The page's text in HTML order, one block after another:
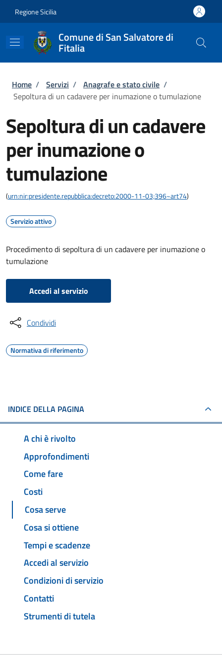
Regione Sicilia
Comune di San Salvatore di
Fitalia
Briciole di pane
Home / Servizi / Anagrafe e stato civile /
Sepoltura di un cadavere per inumazione o tumulazione
Sepoltura di un cadavere
per inumazione o
tumulazione
(urn:nir:presidente.repubblica:decreto:2000-11-03;396~art74)
Servizio attivo
Procedimento di sepoltura di un cadavere per inumazione o
tumulazione
Accedi al servizio
Condividi
Normativa di riferimento
INDICE DELLA PAGINA
A chi è rivolto
Approfondimenti
Come fare
Costi
Cosa serve
Cosa si ottiene
Tempi e scadenze
Accedi al servizio
Condizioni di servizio
Contatti
Strumenti di tutela